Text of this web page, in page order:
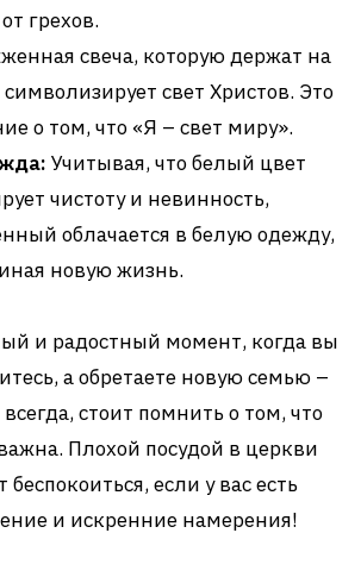
грехов.
свеча, которую держат на
свет Христов. Это
о том, что «Я – свет миру».
Учитывая, что белый цвет
чистоту и невинность,
облачается в белую одежду,
новую жизнь.
и радостный момент, когда вы
а обретаете новую семью –
стоит помнить о том, что
Плохой посудой в церкви
если у вас есть
и искренние намерения!